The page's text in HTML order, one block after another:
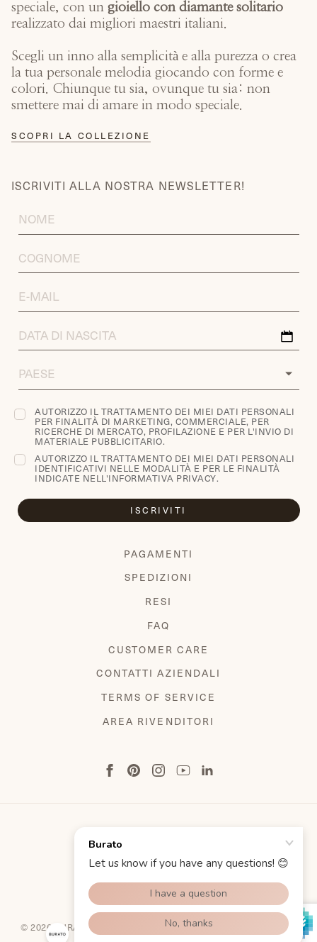
speciale, con un gioiello con diamante solitario
realizzato dai migliori maestri italiani.
Scegli un inno alla semplicità e alla purezza o crea
la tua personale melodia giocando con forme e
colori. Chiunque tu sia, ovunque tu sia: non
smettere mai di amare in modo speciale.
SCOPRI LA COLLEZIONE
ISCRIVITI ALLA NOSTRA NEWSLETTER!
FIRST
NAME
LAST
NAME
EMAIL
ADDRESS
DATA
DI
COUNTRY
AUTORIZZO IL TRATTAMENTO DEI MIEI DATI PERSONALI
PER FINALITÀ DI MARKETING, COMMERCIALE, PER
RICERCHE DI MERCATO, PROFILAZIONE E PER L'INVIO DI
MATERIALE PUBBLICITARIO.
AUTORIZZO IL TRATTAMENTO DEI MIEI DATI PERSONALI
IDENTIFICATIVI NELLE MODALITÀ E PER LE FINALITÀ
INDICATE NELL'INFORMATIVA PRIVACY.
ISCRIVITI
PAGAMENTI
SPEDIZIONI
RESI
FAQ
CUSTOMER CARE
CONTATTI AZIENDALI
TERMS OF SERVICE
AREA RIVENDITORI
© 2026 BURATO GIOIELLI SPA ALL RIGHT RESERVED | P.IVA E
C.F. 02543700278 BYDAGENCY
TERMINI E CONDIZIONI
INFORMATIVA SULLA PRIVACY
COOKIE POLICY